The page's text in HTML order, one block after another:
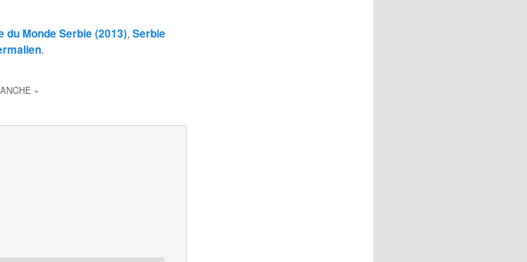
du Monde Serbie (2013), Serbie
.
»